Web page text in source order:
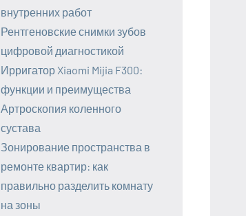
внутренних работ
Рентгеновские снимки зубов
цифровой диагностикой
Ирригатор Xiaomi Mijia F300:
функции и преимущества
Артроскопия коленного
сустава
Зонирование пространства в
ремонте квартир: как
правильно разделить комнату
на зоны